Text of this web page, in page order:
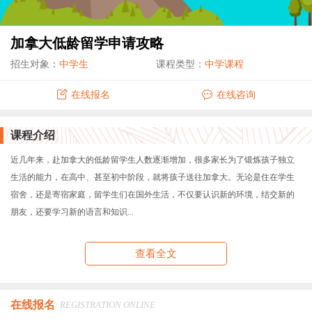
加拿大低龄留学申请攻略
招生对象： 中学生 课程类型： 中学课程
在线报名 在线咨询
课程介绍
近几年来，赴加拿大的低龄留学生人数逐渐增加，很多家长为了锻炼孩子独立
生活的能力，在高中、甚至初中阶段，就将孩子送往加拿大。无论是住在学生
宿舍，还是寄宿家庭，留学生们在国外生活，不仅要认识新的环境，结交新的
朋友，还要学习新的语言和知识...
查看全文
在线报名 REGISTRATION ONLINE